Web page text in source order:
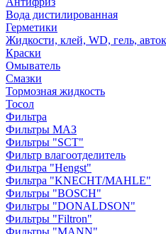
Вода дистилированная
Герметики
Жидкости, клей, WD, гель,
Краски
Омыватель
Смазки
Тормозная жидкость
Тосол
Фильтра
Фильтры МАЗ
Фильтры "SCT"
Фильтр влагоотделитель
Фильтра "Hengst"
Фильтра "KNECHT/MAHLE"
Фильтры "BOSCH"
Фильтры "DONALDSON"
Фильтры "Filtron"